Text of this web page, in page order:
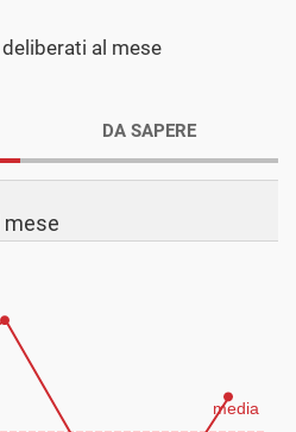
al mese
DA SAPERE